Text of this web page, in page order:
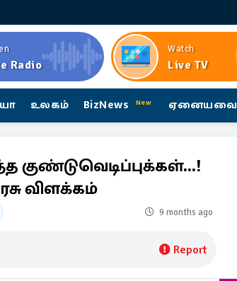
Radio
Watch
Live TV
உலகம் BizNews New ஏனையவை
குண்டுவெடிப்புக்கள்...!
விளக்கம்
9 months ago
Report